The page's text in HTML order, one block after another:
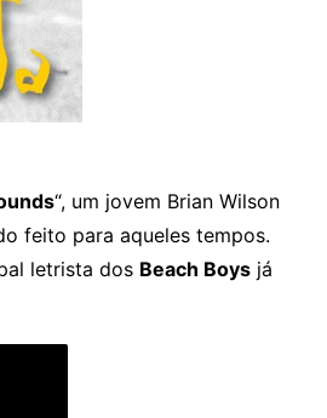
“, um jovem Brian Wilson
feito para aqueles tempos.
letrista dos Beach Boys já